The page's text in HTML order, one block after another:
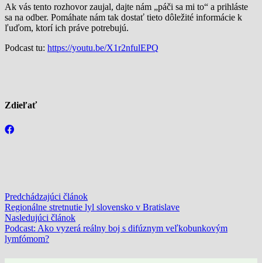
Ak vás tento rozhovor zaujal, dajte nám „páči sa mi to“ a prihláste
sa na odber. Pomáhate nám tak dostať tieto dôležité informácie k
ľuďom, ktorí ich práve potrebujú.
Podcast tu: https://youtu.be/X1r2nfulEPQ
Zdieľať
Predchádzajúci článok
Regionálne stretnutie lyl slovensko v Bratislave
Nasledujúci článok
Podcast: Ako vyzerá reálny boj s difúznym veľkobunkovým
lymfómom?